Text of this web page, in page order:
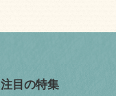
注目の特集